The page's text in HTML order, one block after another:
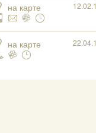
на карте
на карте